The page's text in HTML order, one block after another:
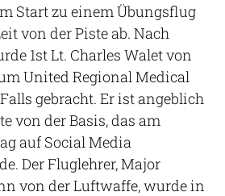
Start zu einem Übungsflug
von der Piste ab. Nach
1st Lt. Charles Walet von
United Regional Medical
gebracht. Er ist angeblich
von der Basis, das am
auf Social Media
Der Fluglehrer, Major
von der Luftwaffe, wurde in